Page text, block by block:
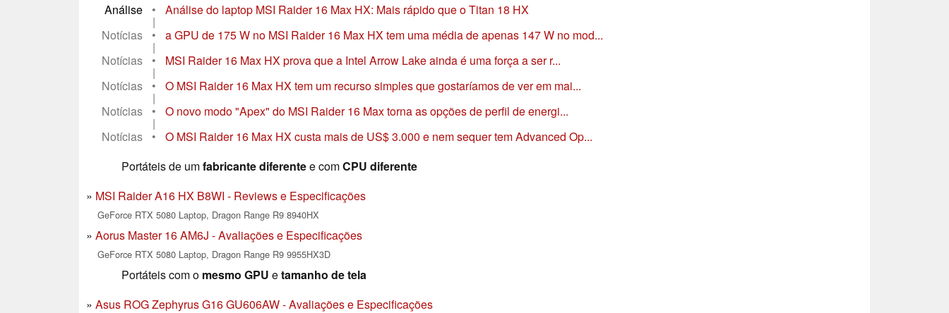
Análise
• Análise do laptop MSI Raider 16 Max HX: Mais rápido que o Titan 18 HX
|
Notícias
• a GPU de 175 W no MSI Raider 16 Max HX tem uma média de apenas 147 W no mod...
|
Notícias
• MSI Raider 16 Max HX prova que a Intel Arrow Lake ainda é uma força a ser r...
|
Notícias
• O MSI Raider 16 Max HX tem um recurso simples que gostaríamos de ver em mai...
|
Notícias
• O novo modo "Apex" do MSI Raider 16 Max torna as opções de perfil de energi...
|
Notícias
•
O MSI Raider 16 Max HX custa mais de US$ 3.000 e nem sequer tem Advanced Op...
Portáteis de umfabricante diferentee comCPU diferente
MSI Raider A16 HX B8WI - Reviews e Especificações
GeForce RTX 5080 Laptop, Dragon Range R9 8940HX
Aorus Master 16 AM6J - Avaliações e Especificações
GeForce RTX 5080 Laptop, Dragon Range R9 9955HX3D
Portáteis com o mesmo GPU etamanho de tela
Asus ROG Zephyrus G16 GU606AW - Avaliações e Especificações